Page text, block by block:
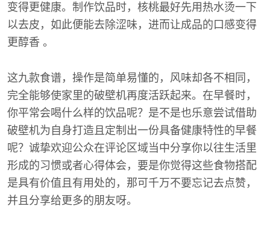
变得更健康。制作饮品时，核桃最好先用热水烫一下
以去皮，如此便能去除涩味，进而让成品的口感变得
更醇香 。
这九款食谱，操作是简单易懂的，风味却各不相同，
完全能够使家里的破壁机再度活跃起来。在早餐时，
你平常会喝什么样的饮品呢？是不是也乐意尝试借助
破壁机为自身打造且定制出一份具备健康特性的早餐
呢？诚挚欢迎公众在评论区域当中分享你以往生活里
形成的习惯或者心得体会，要是你觉得这些食物搭配
是具有价值且有用处的，那可千万不要忘记去点赞，
并且分享给更多的朋友呀。